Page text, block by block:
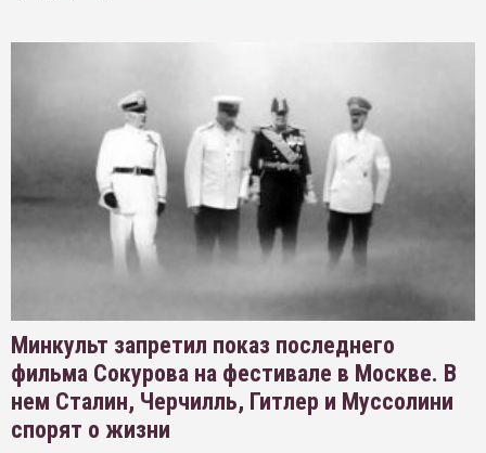
Минкульт запретил показ последнего
фильма Сокурова на фестивале в Москве. В
нем Сталин, Черчилль, Гитлер и Муссолини
спорят о жизни